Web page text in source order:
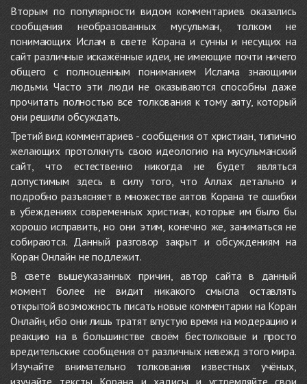
Вторым по популярности видом комментариев оказались
сообщения необразованных мусульман, толком не
понимающих Ислам в свете Корана и сунны и несущих на
сайт различные искажённые идеи, не имеющие почти ничего
общего с полноценным пониманием Ислама знающими
людьми. Часто эти люди не оказываются способны даже
прочитать полностью все толкования к тому аяту, который
они решили обсуждать.
Третий вид комментариев - сообщения от христиан, типично
желающих протолкнуть свою идеологию на мусульманский
сайт, что естественно никогда не будет являться
допустимым здесь в силу того, что Аллах детально и
подробно разъясняет в множестве аятов Корана те ошибки
в убеждениях современных христиан, которые им было бы
хорошо исправить, но они этим, конечно же, заниматься не
собираются. Данный разговор закрыт и обсуждениям на
Коран Онлайн не подлежит.
В свете вышеуказанных причин, автор сайта в данный
момент более не видит никакого смысла оставлять
открытой возможность писать новые комментарии на Коран
Онлайн, ибо они лишь тратят впустую время на модерацию и
реакцию на в большинстве своём бестолковые и просто
вредительские сообщения от различных невежд этого мира.
Изучайте внимательно толкования известных учёных,